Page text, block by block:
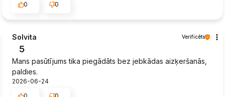
0
0
Solvita Verificēts
5
Mans pasūtījums tika piegādāts bez jebkādas aizķeršanās,
paldies.
2026-06-24